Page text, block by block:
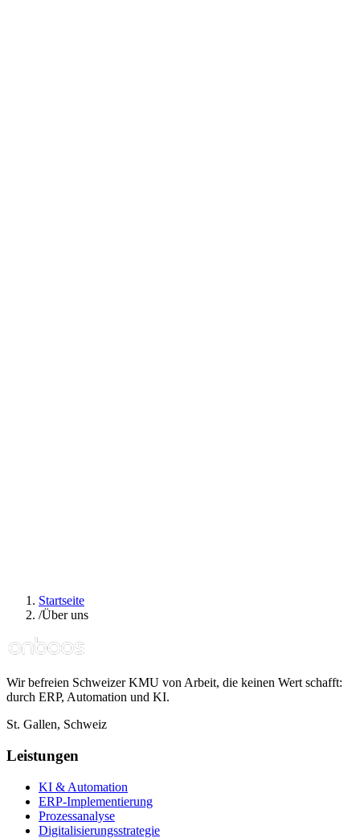
Startseite
/Über uns
Wir befreien Schweizer KMU von Arbeit, die keinen Wert schafft:
durch ERP, Automation und KI.
St. Gallen, Schweiz
Leistungen
KI & Automation
ERP-Implementierung
Prozessanalyse
Digitalisierungsstrategie